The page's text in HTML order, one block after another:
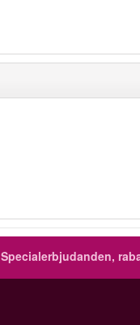
Specialerbjudanden,